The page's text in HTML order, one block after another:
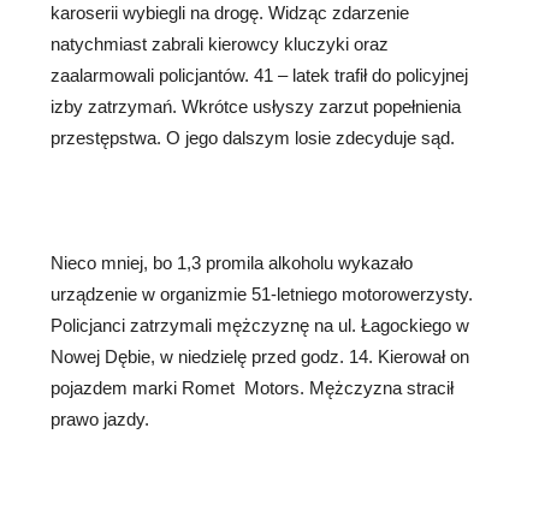
karoserii wybiegli na drogę. Widząc zdarzenie
natychmiast zabrali kierowcy kluczyki oraz
zaalarmowali policjantów. 41 – latek trafił do policyjnej
izby zatrzymań. Wkrótce usłyszy zarzut popełnienia
przestępstwa. O jego dalszym losie zdecyduje sąd.
Nieco mniej, bo 1,3 promila alkoholu wykazało
urządzenie w organizmie 51-letniego motorowerzysty.
Policjanci zatrzymali mężczyznę na ul. Łagockiego w
Nowej Dębie, w niedzielę przed godz. 14. Kierował on
pojazdem marki Romet Motors. Mężczyzna stracił
prawo jazdy.